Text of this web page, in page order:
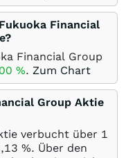
Financial
Financial Group
%. Zum Chart
Group Aktie
verbucht über 1
%. Über den